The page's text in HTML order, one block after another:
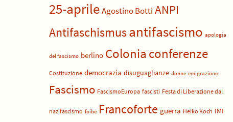
25-aprileAgostino Botti ANPI
Antifaschismusantifascismo apologia
del fascismo berlino Colonia conferenze
Costituzione democrazia disuguaglianze donne emigrazione
Fascismo FascismoEuropa fascisti Festa di Liberazione dal
nazifascismo foibe Francoforte guerra Heiko Koch IMI